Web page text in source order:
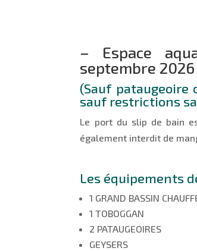
– Espace
septembre 2026
(Sauf pataugeoire
sauf restrictions
Le port du slip de bain
également interdit de
Les équipements
1 GRAND BASSIN
1 TOBOGGAN
2 PATAUGEOIRES
GEYSERS